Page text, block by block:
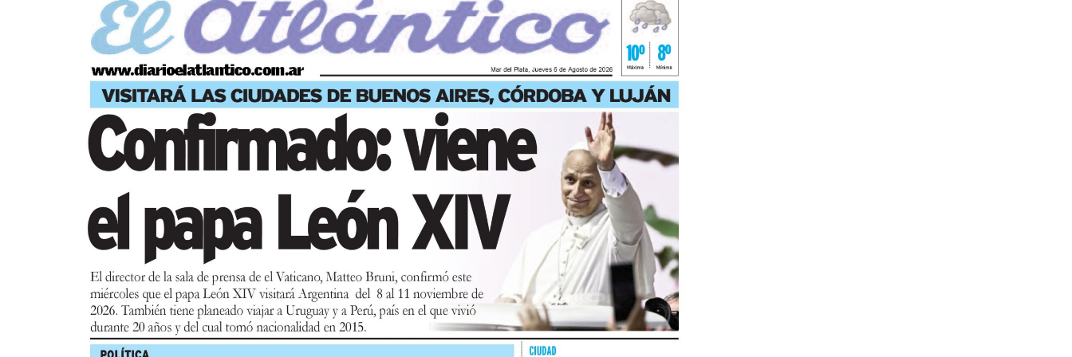
práctico de arte, ciencia y tecnología en el que al finalizar cada participante se lleva su
propia creación terminada. Es una actividad arancelada (incluye materiales) destinada a
niños a partir de los 6 años.
Los participantes menores de 8 años deberán asistir acompañados por una persona adulta
(menores asistentes $12.000 y adulto acompañante $5.000). Las entradas están disponibles en
la boletería de lunes a viernes de 14 a 19.
Asimismo, el viernes 28 a las 17:30 se realizará “Arco Iris de Cuentos” con Lecturita Ediciones
a cargo de Margarita Luna. Consistirá en un espacio interactivo de lectura en el que, por
medio de un libro álbum, los niños de entre 3 y 7 años junto a sus familias potencian la
imaginación y fortalecen el hábito lector. Estas tres propuestas tendrán lugar en la Sala
Infantil de la Biblioteca Pública Marechal.
Actividades Día del Realizador y realizadora Audiovisual Marplatense
Este lunes 10 de agosto a las 10 se llevará a cabo la Proyección del cortometraje institucional